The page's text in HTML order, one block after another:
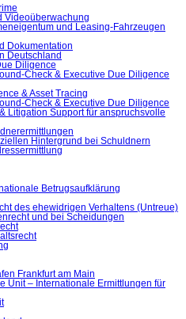
Videoüberwachung
und Leasing-Fahrzeugen
Dokumentation
Deutschland
Diligence
Check & Executive Due Diligence
& Asset Tracing
Check & Executive Due Diligence
Litigation Support für anspruchsvolle
Hintergrund bei Schuldnern
Betrugsaufklärung
des ehewidrigen Verhaltens (Untreue)
und bei Scheidungen
Frankfurt am Main
Unit – Internationale Ermittlungen für